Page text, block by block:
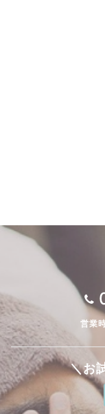
営業
＼お